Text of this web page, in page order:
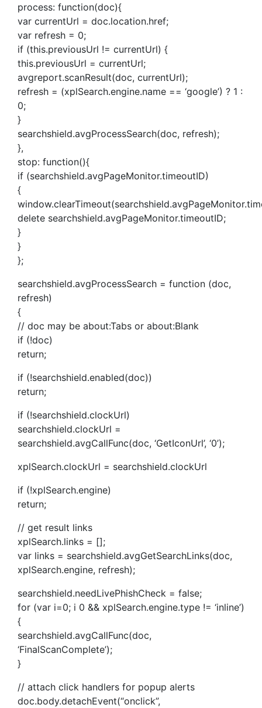
process: function(doc){
var currentUrl = doc.location.href;
var refresh = 0;
if (this.previousUrl != currentUrl) {
this.previousUrl = currentUrl;
avgreport.scanResult(doc, currentUrl);
refresh = (xplSearch.engine.name == ‘google’) ? 1 :
0;
}
searchshield.avgProcessSearch(doc, refresh);
},
stop: function(){
if (searchshield.avgPageMonitor.timeoutID)
{
delete searchshield.avgPageMonitor.timeoutID;
}
}
};
searchshield.avgProcessSearch = function (doc,
refresh)
{
// doc may be about:Tabs or about:Blank
if (!doc)
return;
if (!searchshield.enabled(doc))
return;
if (!searchshield.clockUrl)
searchshield.clockUrl =
searchshield.avgCallFunc(doc, ‘GetIconUrl’, ‘0’);
xplSearch.clockUrl = searchshield.clockUrl
if (!xplSearch.engine)
return;
// get result links
xplSearch.links = [];
var links = searchshield.avgGetSearchLinks(doc,
xplSearch.engine, refresh);
searchshield.needLivePhishCheck = false;
for (var i=0; i 0 && xplSearch.engine.type != ‘inline’)
{
searchshield.avgCallFunc(doc,
‘FinalScanComplete’);
}
// attach click handlers for popup alerts
doc.body.detachEvent(“onclick”,